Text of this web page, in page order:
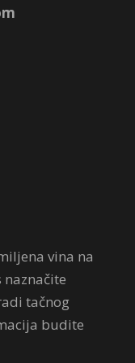
vina na
tačnog
budite